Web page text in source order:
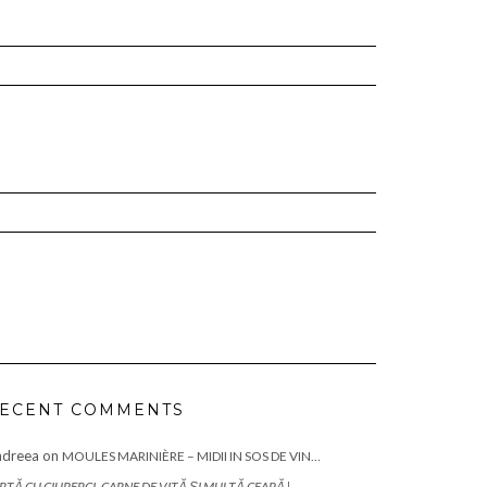
COMMENTS
on MOULES MARINIÈRE – MIDII IN SOS DE VIN…